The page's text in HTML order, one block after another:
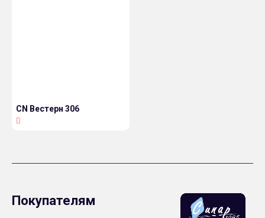
CN Вестерн 306
Покупателям